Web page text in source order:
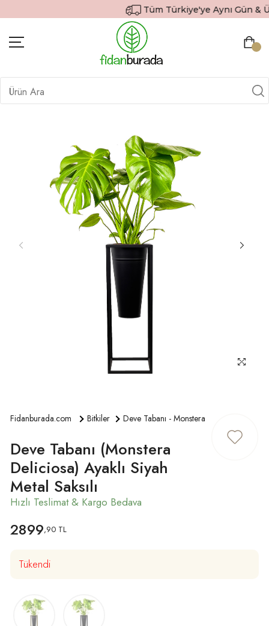
Tüm Türkiye'ye Aynı Gün &
BITKILER
İÇ MEKAN BITKILERI
DEKORATIF SAKSILI BITKILER
DIŞ MEKAN BITKILERI
HEDIYE GÖNDER
Fidanburada.com Bitkiler Deve Tabanı - Monstera
Deve Tabanı (Monstera
Deliciosa) Ayaklı Siyah
Metal Saksılı
2899,90 TL
Tükendi